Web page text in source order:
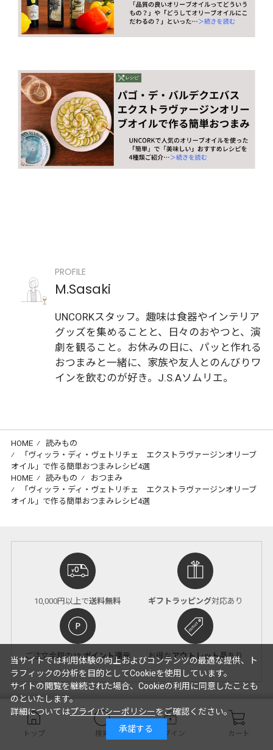
トップ 検索 ログイン カート
PROFILE
M.Sasaki
UNCORKスタッフ。趣味は食器やインテリア
グッズを集めることと、日々のおやつと、演
劇を観ること。お休みの日に、パッと作れる
おつまみと一緒に、家族や友人とのんびりワ
インを飲むのが好き。J.S.Aソムリエ。
HOME ⁄ 読みもの
⁄
「ヴィッラ・ディ・ヴェトリチェ エクストラヴァージンオリーブ
オイル」で作る簡単おつまみレシピ4選
HOME ⁄ 読みもの ⁄ おつまみ
⁄
「ヴィッラ・ディ・ヴェトリチェ エクストラヴァージンオリーブ
オイル」で作る簡単おつまみレシピ4選
10,000円以上で送料無料 ギフトラッピング対応あり
ご注文金額の1%ポイント還元 お得なアウトレット品あり
おつまみ
当サイトでは利用体験の向上およびコンテンツの最適な提供、ト
ラフィックの分析を目的としてCookieを使用しています。
サイトの閲覧を継続された場合、Cookieの利用に同意したことも
のといたします。
詳細についてはプライバシーポリシーをご確認ください。
承諾する